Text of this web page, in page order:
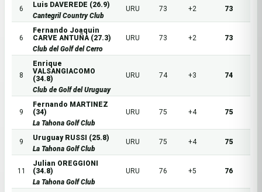
6
Luis DAVEREDE (26.9)
Cantegril Country Club
URU 73 +2 73
6
Fernando Joaquin
CARVE ANTUÑA (27.3)
Club del Golf del Cerro
URU 73 +2 73
8
Enrique
VALSANGIACOMO
(34.8)
Club de Golf del Uruguay
URU 74 +3 74
9
Fernando MARTINEZ
(34)
La Tahona Golf Club
URU 75 +4 75
9
Uruguay RUSSI (25.8)
La Tahona Golf Club
URU 75 +4 75
11
Julian OREGGIONI
(34.8)
La Tahona Golf Club
URU 76 +5 76